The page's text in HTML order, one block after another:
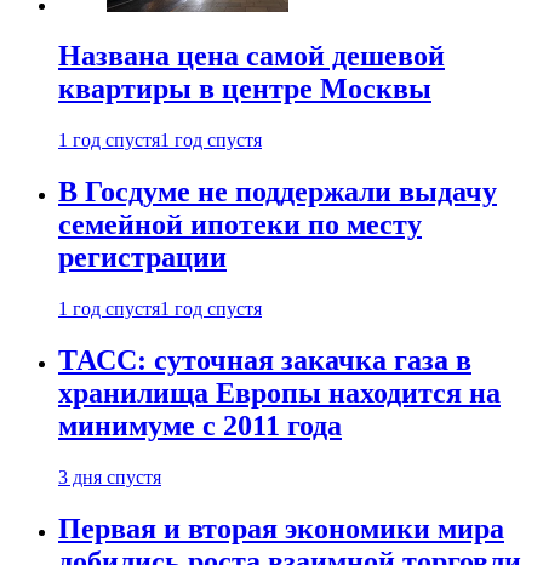
Названа цена самой дешевой
квартиры в центре Москвы
1 год спустя1 год спустя
В Госдуме не поддержали выдачу
семейной ипотеки по месту
регистрации
1 год спустя1 год спустя
ТАСС: суточная закачка газа в
хранилища Европы находится на
минимуме с 2011 года
3 дня спустя
Первая и вторая экономики мира